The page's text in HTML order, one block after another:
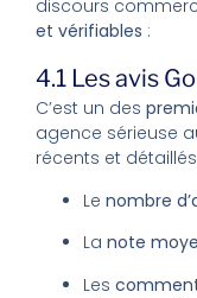
discours
et vérifiables :
4.1 Les avis
C’est un des
agence sérieuse
récents et
Le nombre
La note
Les